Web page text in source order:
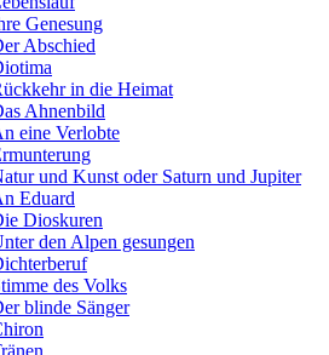
Genesung
Abschied
in die Heimat
Ahnenbild
eine Verlobte
und Kunst oder Saturn und Jupiter
Eduard
Dioskuren
den Alpen gesungen
des Volks
blinde Sänger